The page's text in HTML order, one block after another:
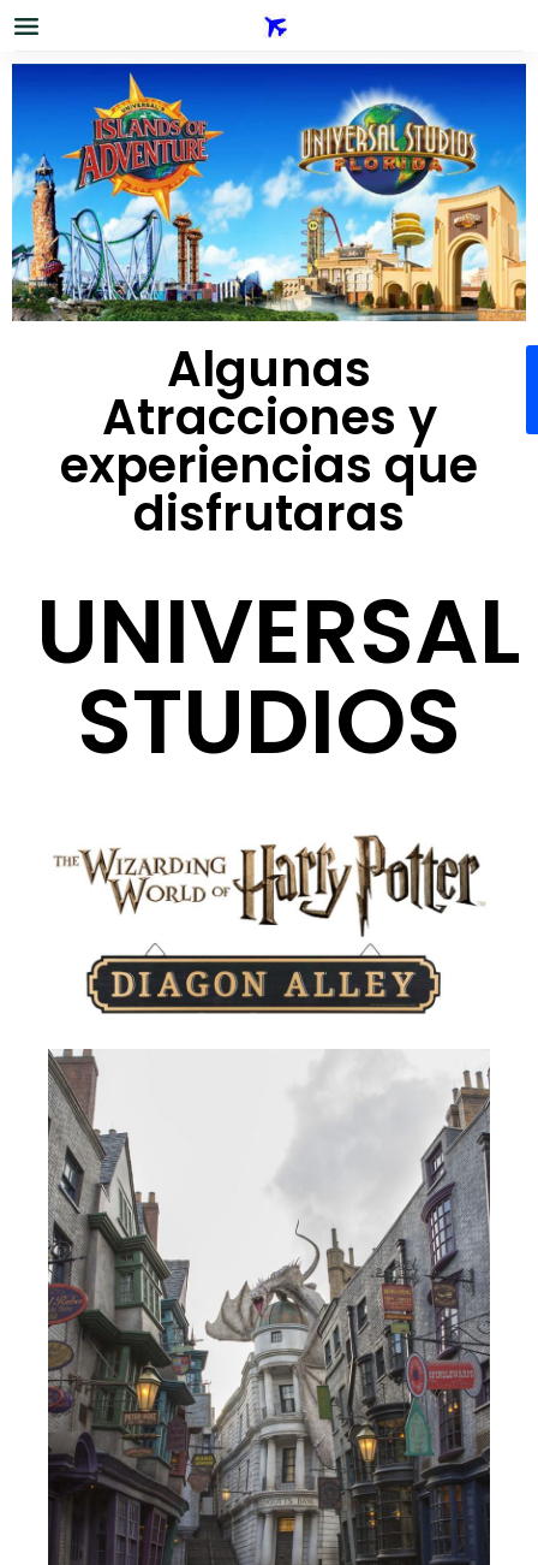
Algunas
Atracciones y
experiencias que
disfrutaras
UNIVERSAL
STUDIOS